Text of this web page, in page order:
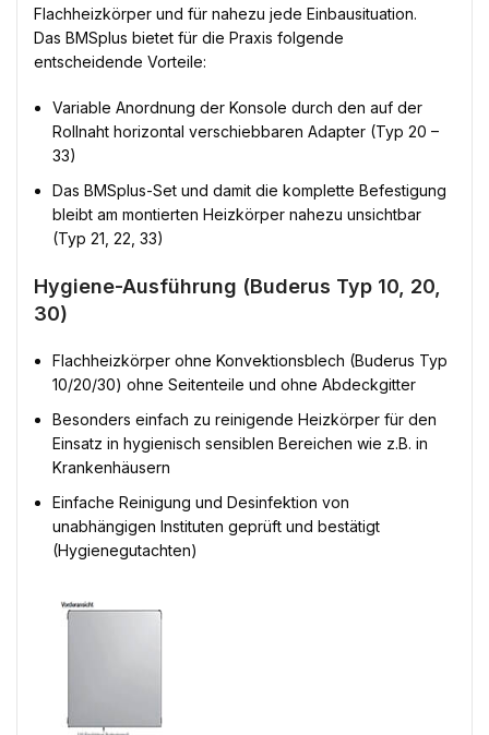
Flachheizkörper und für nahezu jede Einbausituation.
Das BMSplus bietet für die Praxis folgende
entscheidende Vorteile:
Variable Anordnung der Konsole durch den auf der
Rollnaht horizontal verschiebbaren Adapter (Typ 20 –
33)
Das BMSplus-Set und damit die komplette Befestigung
bleibt am montierten Heizkörper nahezu unsichtbar
(Typ 21, 22, 33)
Hygiene-Ausführung (Buderus Typ 10, 20,
30)
Flachheizkörper ohne Konvektionsblech (Buderus Typ
10/20/30) ohne Seitenteile und ohne Abdeckgitter
Besonders einfach zu reinigende Heizkörper für den
Einsatz in hygienisch sensiblen Bereichen wie z.B. in
Krankenhäusern
Einfache Reinigung und Desinfektion von
unabhängigen Instituten geprüft und bestätigt
(Hygienegutachten)